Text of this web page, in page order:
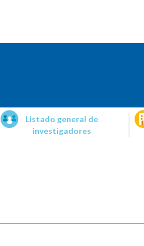
Listado general de
investigadores